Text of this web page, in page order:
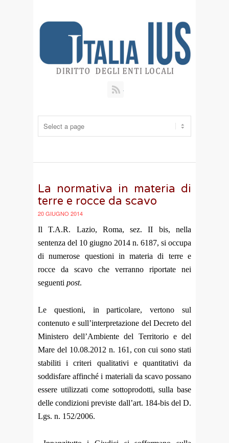
La normativa in materia di
terre e rocce da scavo
20 GIUGNO 2014
Il T.A.R. Lazio, Roma, sez. II bis, nella
sentenza del 10 giugno 2014 n. 6187, si occupa
di numerose questioni in materia di terre e
rocce da scavo che verranno riportate nei
seguenti post.
Le questioni, in particolare, vertono sul
contenuto e sull’interpretazione del Decreto del
Ministero dell’Ambiente del Territorio e del
Mare del 10.08.2012 n. 161, con cui sono stati
stabiliti i criteri qualitativi e quantitativi da
soddisfare affinché i materiali da scavo possano
essere utilizzati come sottoprodotti, sulla base
delle condizioni previste dall’art. 184-bis del D.
Lgs. n. 152/2006.